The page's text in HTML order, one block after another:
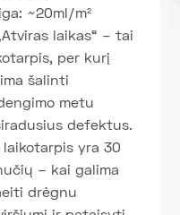
~20ml/m²
laikas“ – tai
per kurį
šalinti
metu
defektus.
laikotarpis yra 30
– kai galima
drėgnu